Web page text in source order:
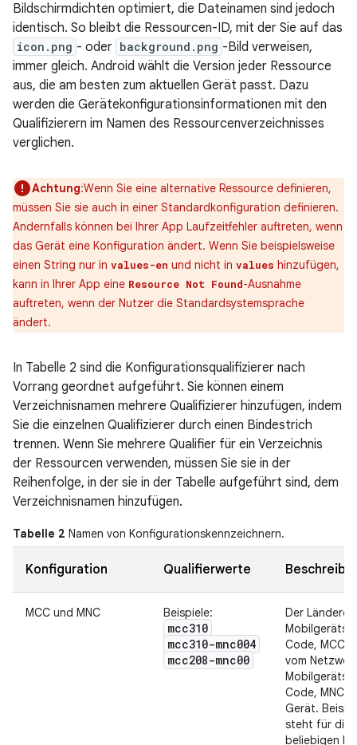
Bildschirmdichten optimiert, die Dateinamen sind jedoch
identisch. So bleibt die Ressourcen-ID, mit der Sie auf das
icon.png - oder background.png -Bild verweisen,
immer gleich. Android wählt die Version jeder Ressource
aus, die am besten zum aktuellen Gerät passt. Dazu
werden die Gerätekonfigurationsinformationen mit den
Qualifizierern im Namen des Ressourcenverzeichnisses
verglichen.
Achtung:Wenn Sie eine alternative Ressource definieren,
müssen Sie sie auch in einer Standardkonfiguration definieren.
Andernfalls können bei Ihrer App Laufzeitfehler auftreten, wenn
das Gerät eine Konfiguration ändert. Wenn Sie beispielsweise
einen String nur in values-en und nicht in values hinzufügen,
kann in Ihrer App eine Resource Not Found-Ausnahme
auftreten, wenn der Nutzer die Standardsystemsprache
ändert.
In Tabelle 2 sind die Konfigurationsqualifizierer nach
Vorrang geordnet aufgeführt. Sie können einem
Verzeichnisnamen mehrere Qualifizierer hinzufügen, indem
Sie die einzelnen Qualifizierer durch einen Bindestrich
trennen. Wenn Sie mehrere Qualifier für ein Verzeichnis
der Ressourcen verwenden, müssen Sie sie in der
Reihenfolge, in der sie in der Tabelle aufgeführt sind, dem
Verzeichnisnamen hinzufügen.
Tabelle 2 Namen von Konfigurationskennzeichnern.
Konfiguration Qualifierwerte
MCC und MNC Beispiele:
mcc310
mcc310-mnc004
mcc208-mnc00
Der
Mobilgeräts
Code,
vom
Mobilgeräts
Code, MNC)
Gerät.
steht für die
beliebigen